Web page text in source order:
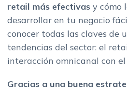
retail más efectivas y cómo
desarrollar en tu negocio
conocer todas las claves de
tendencias del sector: el
interacción omnicanal con
Gracias a una buena